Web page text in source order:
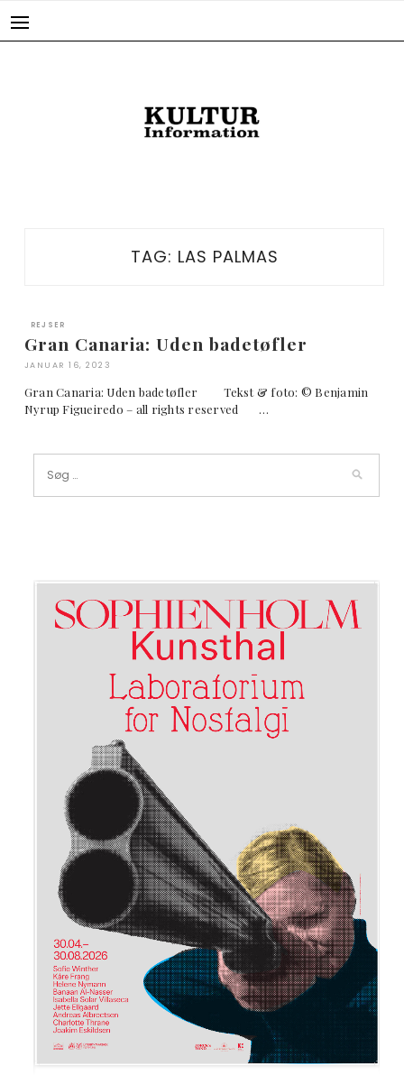
TAG: LAS PALMAS
REJSER
Gran Canaria: Uden badetøfler
JANUAR 16, 2023
Gran Canaria: Uden badetøfler Tekst & foto: © Benjamin
Nyrup Figueiredo – all rights reserved …